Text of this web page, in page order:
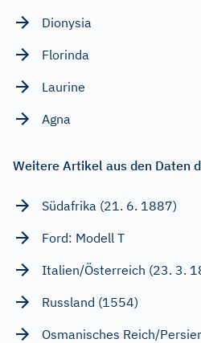
Dionysia
Florinda
Laurine
Agna
Weitere Artikel aus den Daten
Südafrika (21. 6. 1887)
Ford: Modell T
Italien/Österreich (23. 3.
Russland (1554)
Osmanisches Reich/